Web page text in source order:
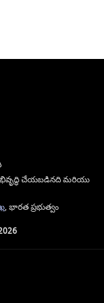
చేయబడినది మరియు
, భారత ప్రభుత్వం